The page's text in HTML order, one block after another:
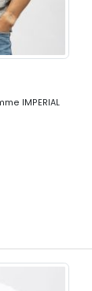
IMPERIAL